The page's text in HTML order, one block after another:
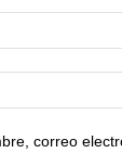
correo